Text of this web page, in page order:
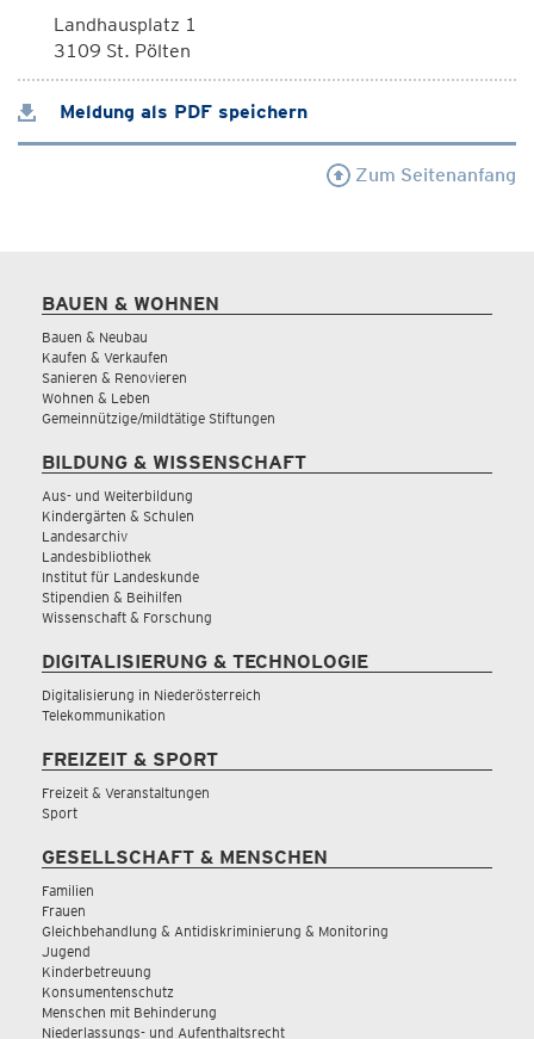
Landhausplatz 1
3109 St. Pölten
Meldung als PDF speichern
Zum Seitenanfang
BAUEN & WOHNEN
Bauen & Neubau
Kaufen & Verkaufen
Sanieren & Renovieren
Wohnen & Leben
Gemeinnützige/mildtätige Stiftungen
BILDUNG & WISSENSCHAFT
Aus- und Weiterbildung
Kindergärten & Schulen
Landesarchiv
Landesbibliothek
Institut für Landeskunde
Stipendien & Beihilfen
Wissenschaft & Forschung
DIGITALISIERUNG & TECHNOLOGIE
Digitalisierung in Niederösterreich
Telekommunikation
FREIZEIT & SPORT
Freizeit & Veranstaltungen
Sport
GESELLSCHAFT & MENSCHEN
Familien
Frauen
Gleichbehandlung & Antidiskriminierung & Monitoring
Jugend
Kinderbetreuung
Konsumentenschutz
Menschen mit Behinderung
Niederlassungs- und Aufenthaltsrecht